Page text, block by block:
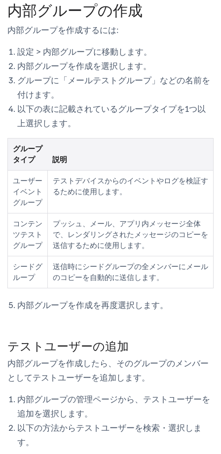
内部グループの作成
内部グループを作成するには:
設定 > 内部グループに移動します。
内部グループを作成を選択します。
グループに「メールテストグループ」などの名前を
付けます。
以下の表に記載されているグループタイプを1つ以
上選択します。
グループ
タイプ
説明
ユーザー
イベント
グループ
テストデバイスからのイベントやログを検証す
るために使用します。
コンテン
ツテスト
グループ
プッシュ、メール、アプリ内メッセージ全体
で、レンダリングされたメッセージのコピーを
送信するために使用します。
シードグ
ループ
送信時にシードグループの全メンバーにメール
のコピーを自動的に送信します。
内部グループを作成を再度選択します。
テストユーザーの追加
内部グループを作成したら、そのグループのメンバー
としてテストユーザーを追加します。
内部グループの管理ページから、 テストユーザーを
追加を選択します。
以下の方法からテストユーザーを検索・選択しま
す。